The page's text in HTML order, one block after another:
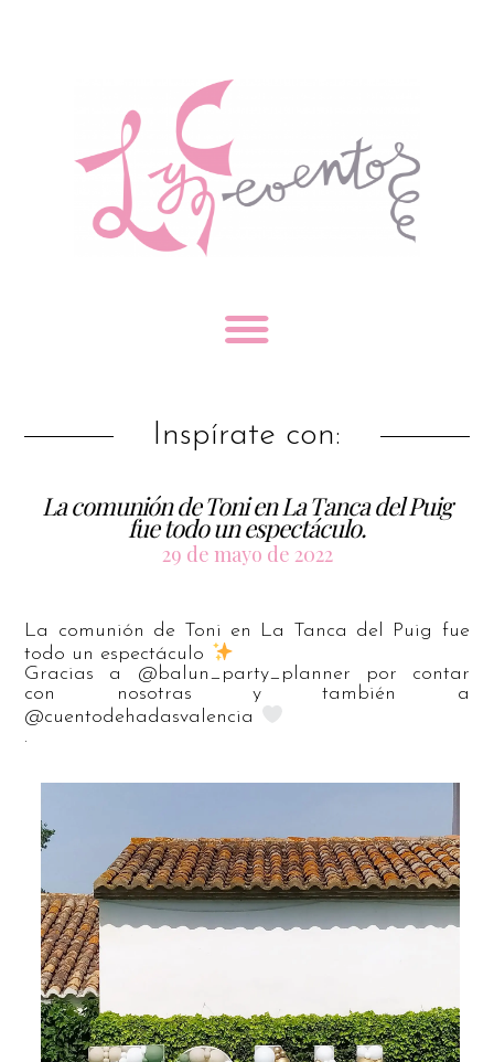
Inspírate con:
La comunión de Toni en La Tanca del Puig
fue todo un espectáculo.
29 de mayo de 2022
La comunión de Toni en La Tanca del Puig fue
todo un espectáculo
Gracias a @balun_party_planner por contar
con nosotras y también a
@cuentodehadasvalencia
.